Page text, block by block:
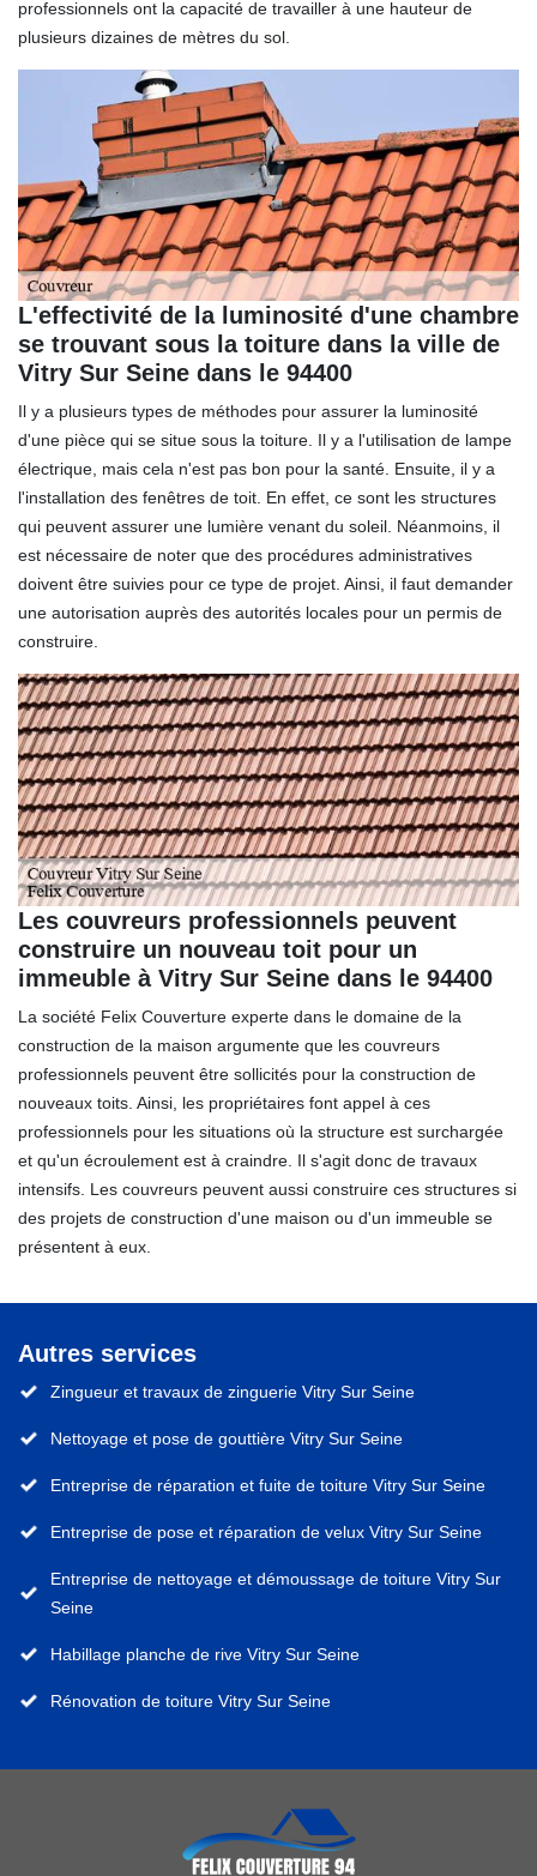
professionnels ont la capacité de travailler à une hauteur de
plusieurs dizaines de mètres du sol.
L'effectivité de la luminosité d'une chambre
se trouvant sous la toiture dans la ville de
Vitry Sur Seine dans le 94400
Il y a plusieurs types de méthodes pour assurer la luminosité
d'une pièce qui se situe sous la toiture. Il y a l'utilisation de lampe
électrique, mais cela n'est pas bon pour la santé. Ensuite, il y a
l'installation des fenêtres de toit. En effet, ce sont les structures
qui peuvent assurer une lumière venant du soleil. Néanmoins, il
est nécessaire de noter que des procédures administratives
doivent être suivies pour ce type de projet. Ainsi, il faut demander
une autorisation auprès des autorités locales pour un permis de
construire.
Les couvreurs professionnels peuvent
construire un nouveau toit pour un
immeuble à Vitry Sur Seine dans le 94400
La société Felix Couverture experte dans le domaine de la
construction de la maison argumente que les couvreurs
professionnels peuvent être sollicités pour la construction de
nouveaux toits. Ainsi, les propriétaires font appel à ces
professionnels pour les situations où la structure est surchargée
et qu'un écroulement est à craindre. Il s'agit donc de travaux
intensifs. Les couvreurs peuvent aussi construire ces structures si
des projets de construction d'une maison ou d'un immeuble se
présentent à eux.
Autres services
Zingueur et travaux de zinguerie Vitry Sur Seine
Nettoyage et pose de gouttière Vitry Sur Seine
Entreprise de réparation et fuite de toiture Vitry Sur Seine
Entreprise de pose et réparation de velux Vitry Sur Seine
Entreprise de nettoyage et démoussage de toiture Vitry Sur
Seine
Habillage planche de rive Vitry Sur Seine
Rénovation de toiture Vitry Sur Seine